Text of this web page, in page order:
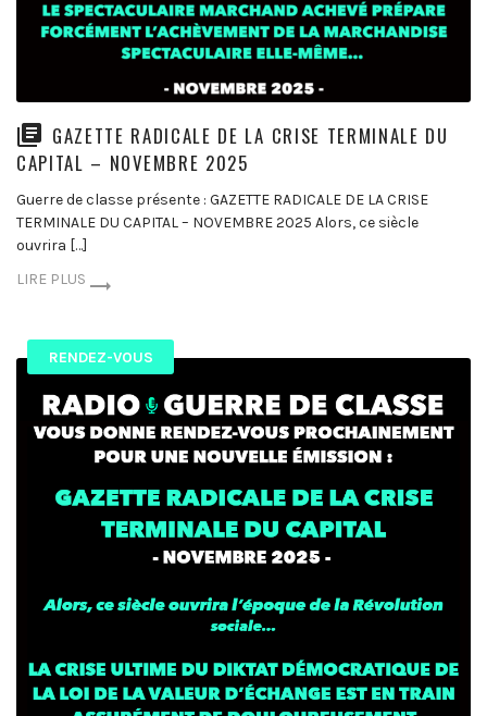
GAZETTE RADICALE DE LA CRISE TERMINALE DU
CAPITAL – NOVEMBRE 2025
Guerre de classe présente : GAZETTE RADICALE DE LA CRISE
TERMINALE DU CAPITAL – NOVEMBRE 2025 Alors, ce siècle
ouvrira […]
LIRE PLUS
RENDEZ-VOUS